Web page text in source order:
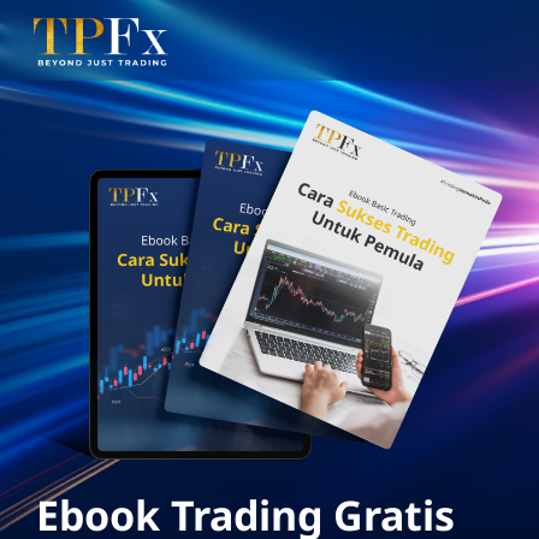
Ebook Trading Gratis